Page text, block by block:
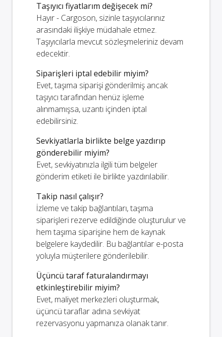
Taşıyıcı fiyatlarım değişecek mi?
Hayır - Cargoson, sizinle taşıyıcılarınız
arasındaki ilişkiye müdahale etmez.
Taşıyıcılarla mevcut sözleşmeleriniz devam
edecektir.
Siparişleri iptal edebilir miyim?
Evet, taşıma siparişi gönderilmiş ancak
taşıyıcı tarafından henüz işleme
alınmamışsa, uzantı içinden iptal
edebilirsiniz.
Sevkiyatlarla birlikte belge yazdırıp
gönderebilir miyim?
Evet, sevkiyatınızla ilgili tüm belgeler
gönderim etiketi ile birlikte yazdırılabilir.
Takip nasıl çalışır?
İzleme ve takip bağlantıları, taşıma
siparişleri rezerve edildiğinde oluşturulur ve
hem taşıma siparişine hem de kaynak
belgelere kaydedilir. Bu bağlantılar e-posta
yoluyla müşterilere gönderilebilir.
Üçüncü taraf faturalandırmayı
etkinleştirebilir miyim?
Evet, maliyet merkezleri oluşturmak,
üçüncü taraflar adına sevkiyat
rezervasyonu yapmanıza olanak tanır.